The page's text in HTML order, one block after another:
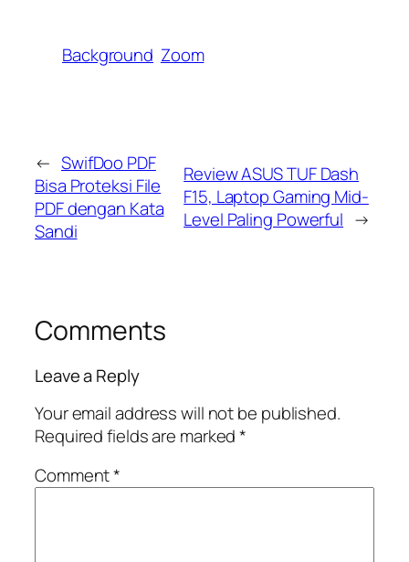
Background Zoom
← SwifDoo PDF
Bisa Proteksi File
PDF dengan Kata
Sandi
Review ASUS TUF Dash
F15, Laptop Gaming Mid-
Level Paling Powerful →
Comments
Leave a Reply
Your email address will not be published.
Required fields are marked*
Comment*